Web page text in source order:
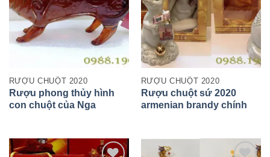
RƯỢU CHUỘT 2020
Rượu phong thủy hình
con chuột của Nga
RƯỢU CHUỘT 2020
Rượu chuột sứ 2020
armenian brandy chính